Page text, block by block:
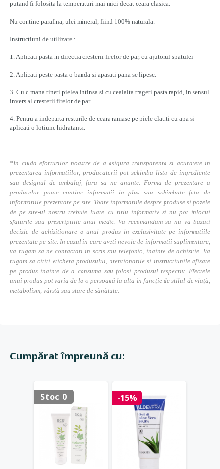
putand fi folosita la temperaturi mai mici decat ceara clasica.
Nu contine parafina, ulei mineral, fiind 100% naturala.
Instructiuni de utilizare :
1. Aplicati pasta in directia cresterii firelor de par, cu ajutorul spatulei
2. Aplicati peste pasta o banda si apasati pana se lipesc.
3. Cu o mana tineti pielea intinsa si cu cealalta trageti pasta rapid, in sensul
invers al cresterii firelor de par.
4. Pentru a indeparta resturile de ceara ramase pe piele clatiti cu apa si
aplicati o lotiune hidratanta.
*In ciuda eforturilor noastre de a asigura transparenta si acuratete in
prezentarea informatiilor, producatorii pot schimba lista de ingrediente
sau designul de ambalaj, fara sa ne anunte. Forma de prezentare a
produselor poate contine informatii in plus sau schimbate fata de
informatiile prezentate pe site. Toate informatiile despre produse si pozele
de pe site-ul nostru trebuie luate cu titlu informativ si nu pot inlocui
sfaturile sau prescriptiile unui medic. Va recomandam sa nu va bazati
decizia de achizitionare a unui produs in exclusivitate pe informatiile
prezentate pe site. In cazul in care aveti nevoie de informatii suplimentare,
va rugam sa ne contactati in scris sau telefonic, inainte de achizitie. Va
rugam sa cititi eticheta produsului, atentionarile si instructiunile afisate
pe produs inainte de a consuma sau folosi produsul respectiv. Efectele
unui produs pot varia de la o persoană la alta în funcție de stilul de viață,
metabolism, vârstă sau stare de sănătate.
Cumpărat împreună cu:
Stoc 0 -15%